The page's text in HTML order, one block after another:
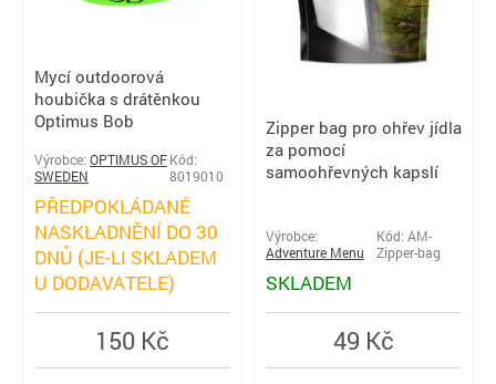
Mycí outdoorová
houbička s drátěnkou
Optimus Bob
Výrobce: OPTIMUS OF
SWEDEN
Kód:
8019010
PŘEDPOKLÁDANÉ
NASKLADNĚNÍ DO 30
DNŮ (JE-LI SKLADEM
U DODAVATELE)
150 Kč
Zipper bag pro ohřev jídla
za pomocí
samoohřevných kapslí
Výrobce:
Adventure Menu
Kód: AM-
Zipper-bag
SKLADEM
49 Kč